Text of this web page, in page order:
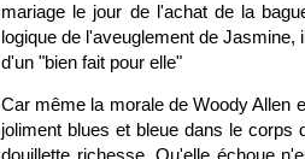
mariage le jour de l'achat de la
logique de l'aveuglement de
d'un "bien fait pour elle"
Car même la morale de Woody Allen
joliment blues et bleue dans le corps